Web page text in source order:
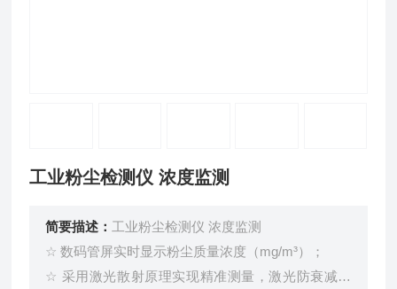
工业粉尘检测仪 浓度监测
简要描述： 工业粉尘检测仪 浓度监测
☆ 数码管屏实时显示粉尘质量浓度（mg/m³）；
☆ 采用激光散射原理实现精准测量，激光防衰减技